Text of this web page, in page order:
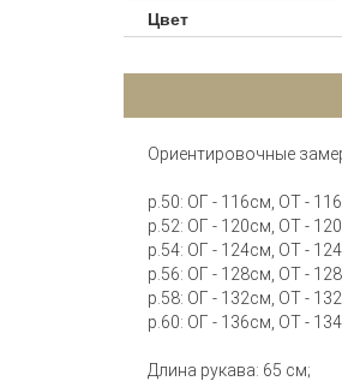
Цвет
Ориентировочные
р.50: ОГ - 116см, ОТ -
р.52: ОГ - 120см, ОТ -
р.54: ОГ - 124см, ОТ -
р.56: ОГ - 128см, ОТ -
р.58: ОГ - 132см, ОТ -
р.60: ОГ - 136см, ОТ -
Длина рукава: 65 см;